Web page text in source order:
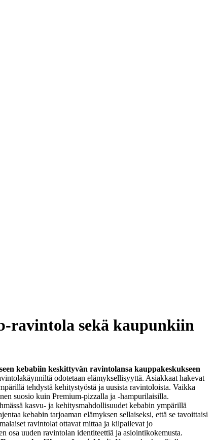
ravintola sekä kaupunkiin
kebabiin keskittyvän ravintolansa kauppakeskukseen
odotetaan elämyksellisyyttä. Asiakkaat hakevat
tehdystä kehitystyöstä ja uusista ravintoloista. Vaikka
suosio kuin Premium-pizzalla ja -hampurilaisilla.
kasvu- ja kehitysmahdollisuudet kebabin ympärillä
kebabin tarjoaman elämyksen sellaiseksi, että se tavoittaisi
ravintolat ottavat mittaa ja kilpailevat jo
osa uuden ravintolan identiteettiä ja asiointikokemusta.